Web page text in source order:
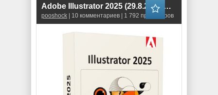
Adobe Illustrator 2025 (29.8.2.3) +АРХИВ ВЕРСИЙ 2025
pooshock | 10 комментариев | 1 792 просмотров